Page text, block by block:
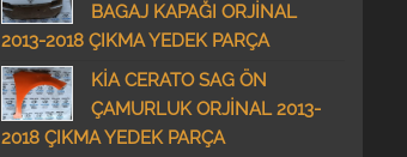
BAGAJ KAPAĞI ORJİNAL
2013-2018 ÇIKMA YEDEK PARÇA
KİA CERATO SAG ÖN
ÇAMURLUK ORJİNAL 2013-
2018 ÇIKMA YEDEK PARÇA